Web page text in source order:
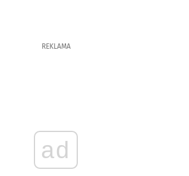
REKLAMA
ad